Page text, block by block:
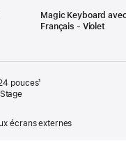
Magic Keyboard
Français - Violet
pouces¹
écrans externes